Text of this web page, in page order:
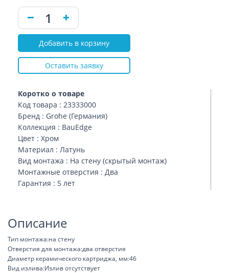
Коротко о товаре
Код товара : 23333000
Бренд : Grohe (Германия)
Коллекция : BauEdge
Цвет : Хром
Материал : Латунь
Вид монтажа : На стену (скрытый монтаж)
Монтажные отверстия : Два
Гарантия : 5 лет
Добавить в корзину
Оставить заявку
Описание
Тип монтажа:на стену
Отверстия для монтажа:два отверстия
Диаметр керамического картриджа, мм:46
Вид излива:Излив отсутствует